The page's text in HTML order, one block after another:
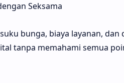
Seksama
bunga, biaya layanan,
tanpa memahami semua